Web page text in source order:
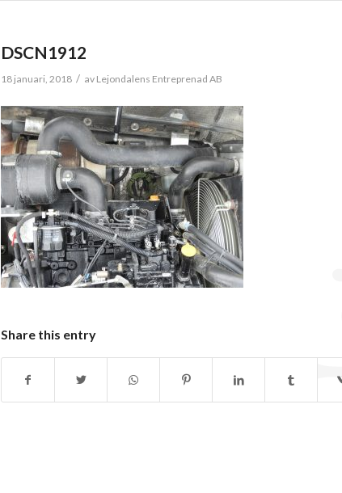
DSCN1912
18 januari, 2018 / av Lejondalens Entreprenad AB
Share this entry